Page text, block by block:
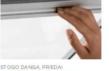
STOGO DANGA, PRIEDAI